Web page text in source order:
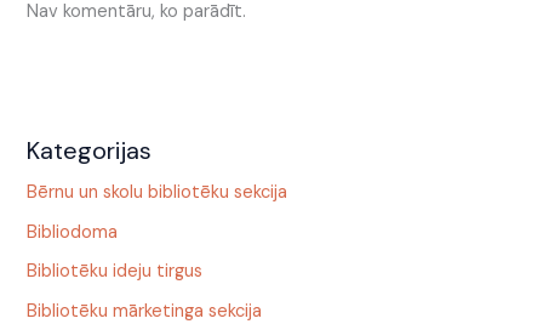
Nav komentāru, ko parādīt.
Kategorijas
Bērnu un skolu bibliotēku sekcija
Bibliodoma
Bibliotēku ideju tirgus
Bibliotēku mārketinga sekcija